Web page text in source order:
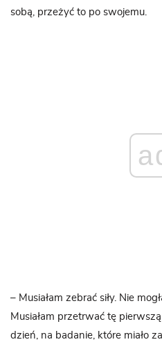
sobą, przeżyć to po swojemu.
– Musiałam zebrać siły. Nie
Musiałam przetrwać tę
dzień, na badanie, które miało